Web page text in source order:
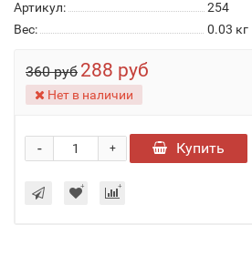
Артикул:
254
Вес:
0.03 кг
360 руб 288 руб
Нет в наличии
+
- Купить